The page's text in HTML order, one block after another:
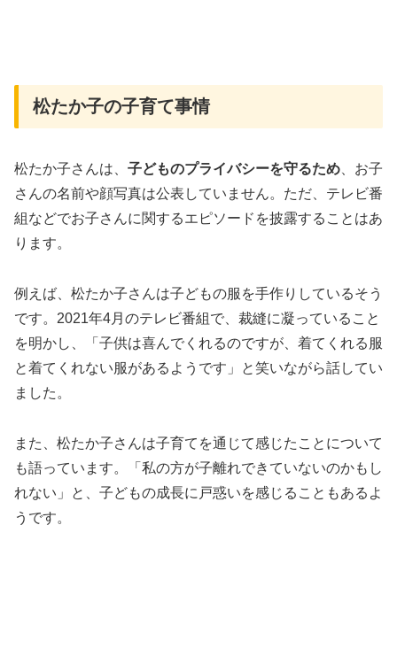
松たか子の子育て事情
松たか子さんは、 子どものプライバシーを守るため 、お子
さんの名前や顔写真は公表していません。ただ、テレビ番
組などでお子さんに関するエピソードを披露することはあ
ります。
例えば、松たか子さんは子どもの服を手作りしているそう
です。2021年4月のテレビ番組で、裁縫に凝っていること
を明かし、「子供は喜んでくれるのですが、着てくれる服
と着てくれない服があるようです」と笑いながら話してい
ました。
また、松たか子さんは子育てを通じて感じたことについて
も語っています。「私の方が子離れできていないのかもし
れない」と、子どもの成長に戸惑いを感じることもあるよ
うです。